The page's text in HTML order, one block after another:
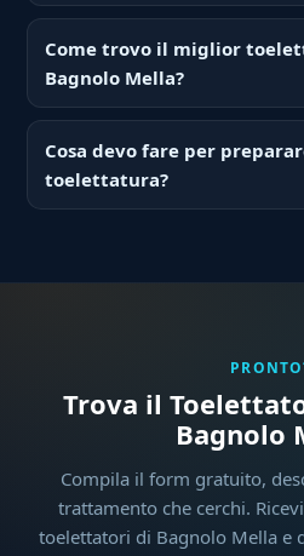
Come trovo il miglior
Bagnolo Mella?
Cosa devo fare per
toelettatura?
Trova il
Bagnolo
Compila il form gratuito,
trattamento che cerchi.
toelettatori di Bagnolo Mella e